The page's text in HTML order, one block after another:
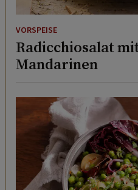
VORSPEISE
Radicchiosalat
Mandarinen